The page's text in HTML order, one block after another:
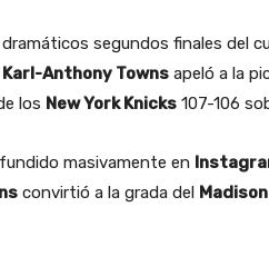
segundos finales del
Karl-Anthony Towns apeló a la
los New York Knicks 107-106
masivamente en
convirtió a la grada del